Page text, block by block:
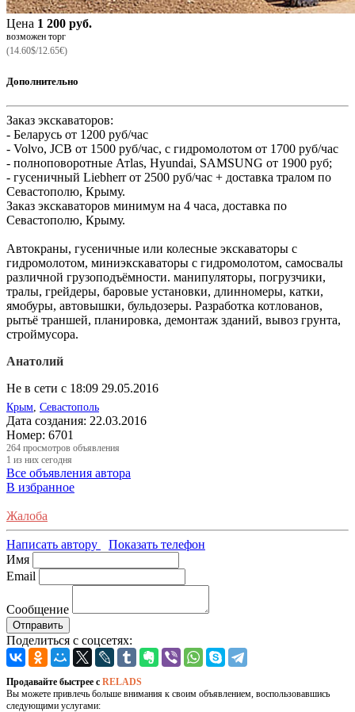
Цена 1 200 руб.
возможен торг
(14.60$/12.65€)
Дополнительно
Заказ экскаваторов:
- Беларусь от 1200 руб/час
- Volvo, JCВ от 1500 руб/час, с гидромолотом от 1700 руб/час
- полноповоротные Атlas, Hyundai, SAMSUNG от 1900 руб;
- гусеничный Liebherr от 2500 руб/час + доставка тралом по
Севастополю, Крыму.
Заказ экскаваторов минимум на 4 часа, доставка по
Севастополю, Крыму.
Автокраны, гусеничные или колесные экскаваторы с
гидромолотом, миниэкскаваторы с гидромолотом, самосвалы
различной грузоподъёмности. манипуляторы, погрузчики,
тралы, грейдеры, баровые установки, длинномеры, катки,
ямобуры, автовышки, бульдозеры. Разработка котлованов,
рытьё траншей, планировка, демонтаж зданий, вывоз грунта,
строймусора.
Анатолий
Не в сети с 18:09 29.05.2016
Крым Севастополь
Дата создания: 22.03.2016
Номер: 6701
264 просмотров объявления
1 из них сегодня
Все объявления автора
В избранное
Жалоба
Написать автору
Показать телефон
Имя
Email
Сообщение
Отправить
Поделиться с соцсетях:
Продавайте быстрее с RELADS
Вы можете привлечь больше внимания к своим объявлением, воспользовавшись
следующими услугами: